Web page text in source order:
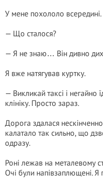
У мене похололо всередині.
— Що сталося?
— Я не знаю… Він дивно
Я вже натягував куртку.
— Викликай таксі і негайно
клініку. Просто зараз.
Дорога здалася
калатало так сильно, що
одразу.
Роні лежав на металевому
Очі були напівзаплющені. Я